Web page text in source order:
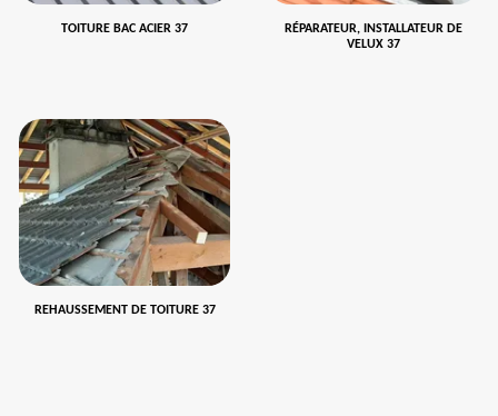
TOITURE BAC ACIER 37
RÉPARATEUR, INSTALLATEUR DE
VELUX 37
REHAUSSEMENT DE TOITURE 37